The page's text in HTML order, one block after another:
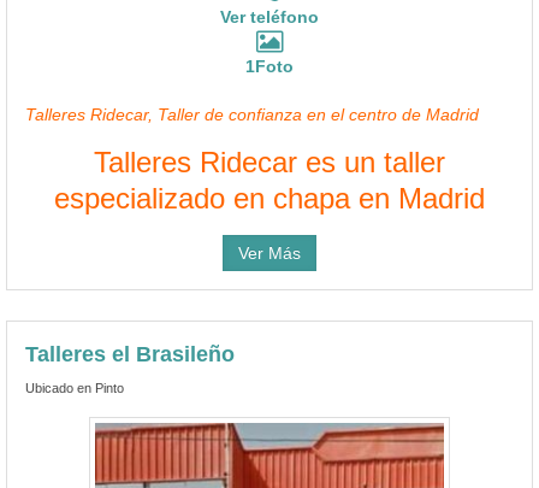
Ver teléfono
1Foto
Talleres Ridecar, Taller de confianza en el centro de Madrid
Talleres Ridecar es un taller
especializado en chapa en Madrid
Ver Más
Talleres el Brasileño
Ubicado en Pinto